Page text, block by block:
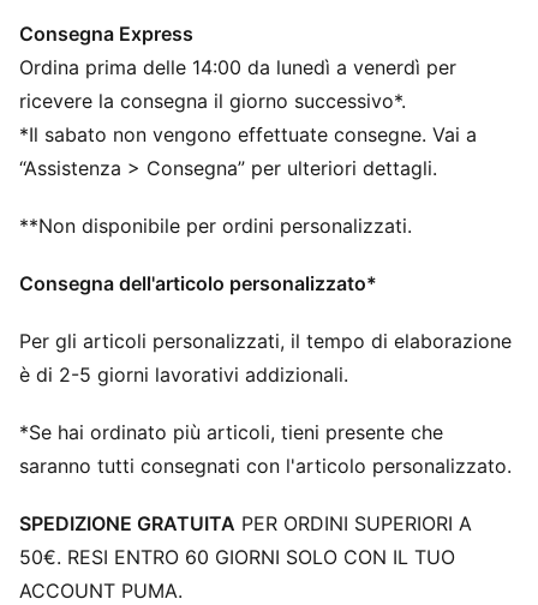
Vita media
Tasca con cucitura
Loghi PUMA
Consegna Express
Ordina prima delle 14:00 da lunedì a venerdì per
ricevere la consegna il giorno successivo*.
*Il sabato non vengono effettuate consegne. Vai a
“Assistenza > Consegna” per ulteriori dettagli.
**Non disponibile per ordini personalizzati.
Consegna dell'articolo personalizzato*
Per gli articoli personalizzati, il tempo di elaborazione
è di 2-5 giorni lavorativi addizionali.
*Se hai ordinato più articoli, tieni presente che
saranno tutti consegnati con l'articolo personalizzato.
SPEDIZIONE GRATUITA PER ORDINI SUPERIORI A
50€. RESI ENTRO 60 GIORNI SOLO CON IL TUO
ACCOUNT PUMA.